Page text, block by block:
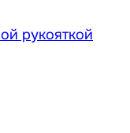
рукояткой